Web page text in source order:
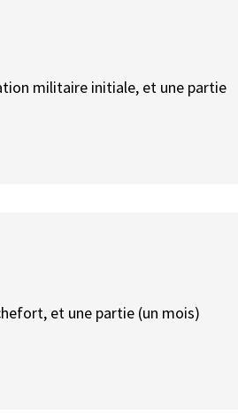
militaire initiale, et une partie
et une partie (un mois)